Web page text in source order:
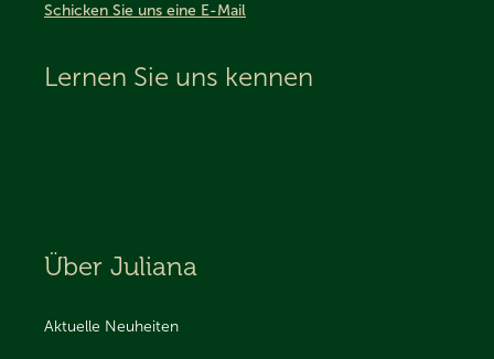
Schicken Sie uns eine E-Mail
Lernen Sie uns kennen
Über Juliana
Aktuelle Neuheiten